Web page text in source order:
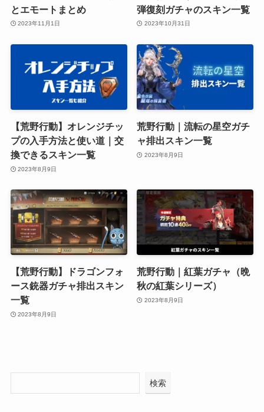
とエモートまとめ
2023年11月1日
弾復刻ガチャのスキン一覧
2023年10月31日
【荒野行動】オレンジチッ
プの入手方法と使い道｜交
換できるスキン一覧
2023年8月9日
荒野行動｜流転の星空ガチ
ャ排出スキン一覧
2023年8月9日
【荒野行動】ドラゴンフォ
ース銃器ガチャ排出スキン
一覧
2023年8月9日
荒野行動｜紅葉ガチャ（晩
秋の紅葉シリーズ）
2023年8月9日
検索